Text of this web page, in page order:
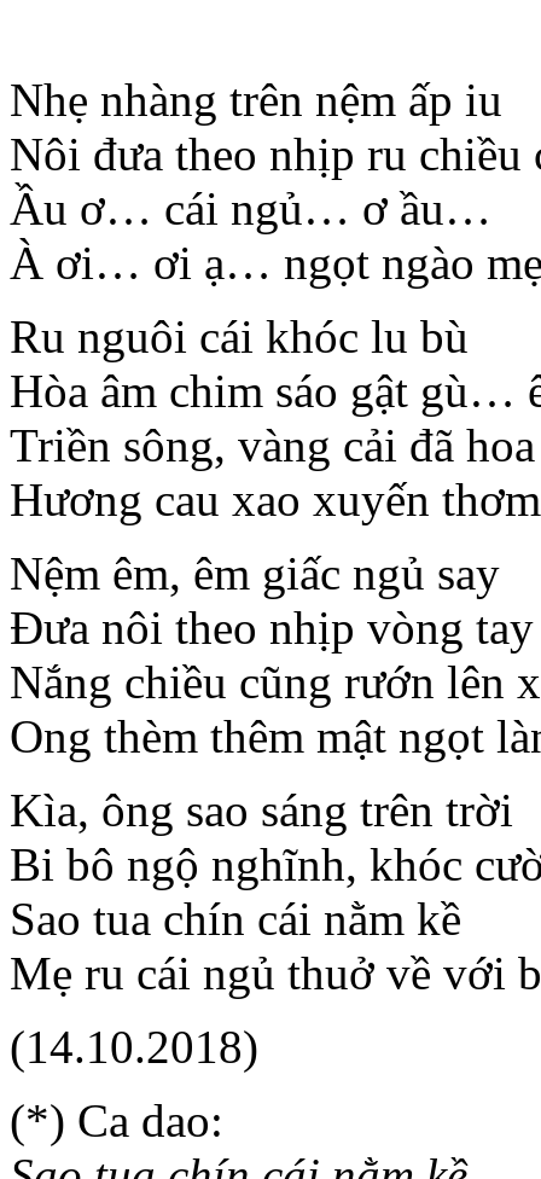
Nhẹ nhàng trên nệm ấp iu
Nôi đưa theo nhịp ru chiều
Ầu ơ… cái ngủ… ơ ầu…
À ơi… ơi ạ… ngọt ngào
Ru nguôi cái khóc lu bù
Hòa âm chim sáo gật gù…
Triền sông, vàng cải đã hoa
Hương cau xao xuyến
Nệm êm, êm giấc ngủ say
Đưa nôi theo nhịp vòng
Nắng chiều cũng rướn lên
Ong thèm thêm mật ngọt
Kìa, ông sao sáng trên trời
Bi bô ngộ nghĩnh, khóc
Sao tua chín cái nằm kề
Mẹ ru cái ngủ thuở về với
(14.10.2018)
(*) Ca dao: